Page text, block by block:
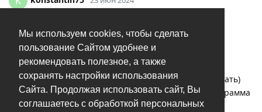
Мы используем cookies, чтобы сделать
пользование Сайтом удобнее и
рекомендовать полезное, а также
сохранять настройки использования
Сайта. Продолжая использовать сайт, Вы
соглашаетесь с обработкой персональных
Mac OS 14.5 (23F79)
Фотографии на NAS QNAP подключение по AFP
Изначально все заработало нормально
Но в какой то момент (точно не могу идентифицировать)
при попытке просмотреть полную фотографию программа
стала жаловаться что диск не подключен